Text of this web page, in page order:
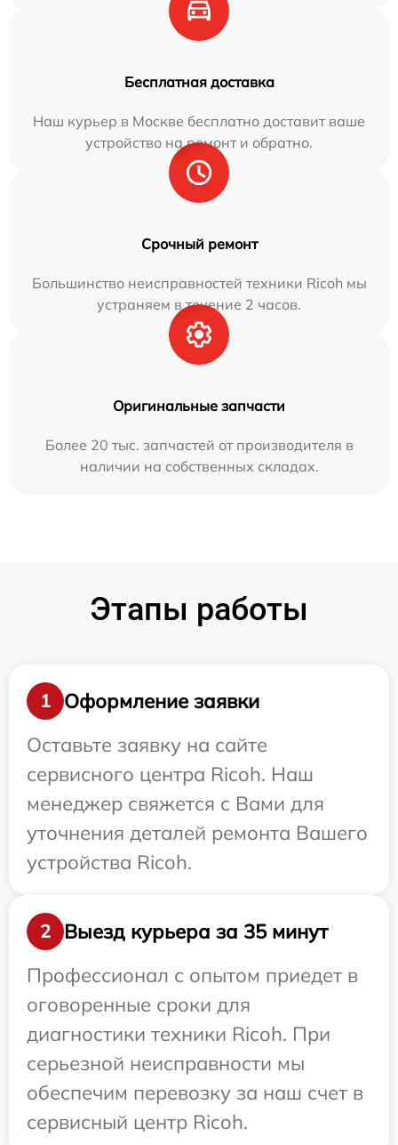
Бесплатная доставка
Наш курьер в Москве бесплатно доставит ваше
устройство на ремонт и обратно.
Срочный ремонт
Большинство неисправностей техники Ricoh мы
устраняем в течение 2 часов.
Оригинальные запчасти
Более 20 тыс. запчастей от производителя в
наличии на собственных складах.
Этапы работы
1
Оформление заявки
Оставьте заявку на сайте
сервисного центра Ricoh. Наш
менеджер свяжется с Вами для
уточнения деталей ремонта Вашего
устройства Ricoh.
2
Выезд курьера за 35 минут
Профессионал с опытом приедет в
оговоренные сроки для
диагностики техники Ricoh. При
серьезной неисправности мы
обеспечим перевозку за наш счет в
сервисный центр Ricoh.